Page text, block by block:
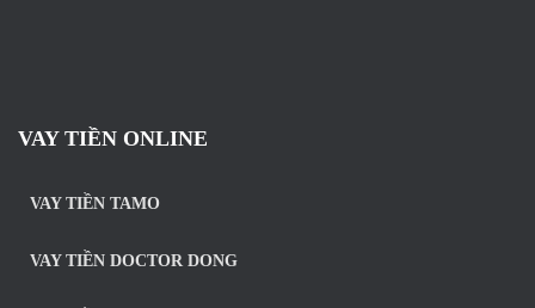
VAY TIỀN ONLINE
VAY TIỀN TAMO
VAY TIỀN DOCTOR DONG